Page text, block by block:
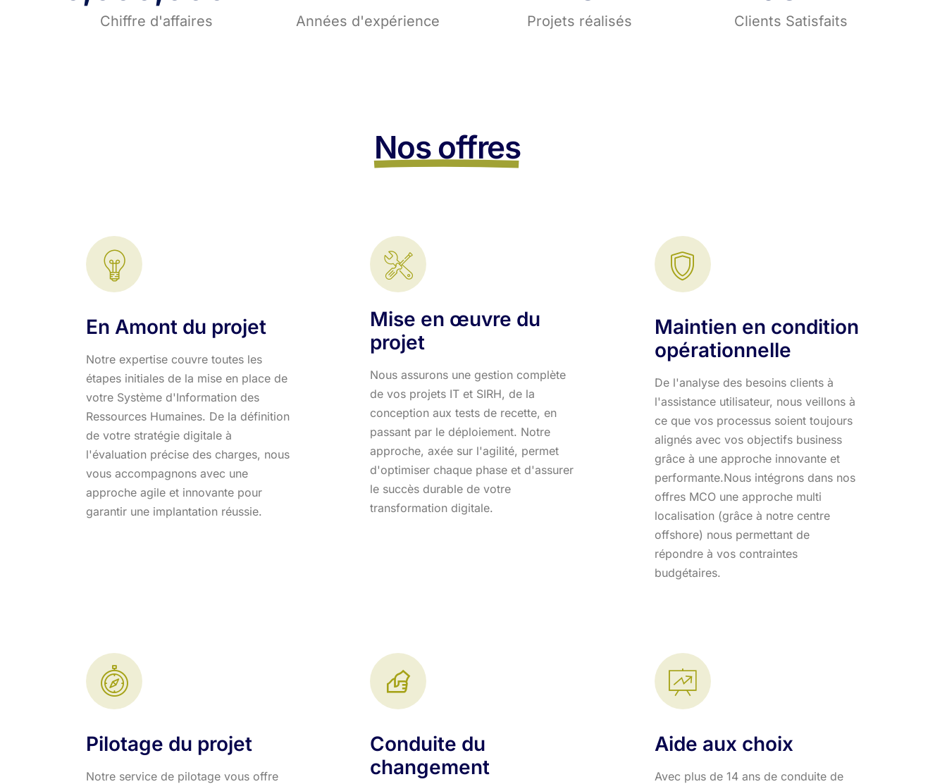
Chiffre d'affaires Années d'expérience Projets réalisés Clients Satisfaits
Nos offres
En Amont du projet
Notre expertise couvre toutes les
étapes initiales de la mise en place de
votre Système d'Information des
Ressources Humaines. De la définition
de votre stratégie digitale à
l'évaluation précise des charges, nous
vous accompagnons avec une
approche agile et innovante pour
garantir une implantation réussie.
Mise en œuvre du
projet
Nous assurons une gestion complète
de vos projets IT et SIRH, de la
conception aux tests de recette, en
passant par le déploiement. Notre
approche, axée sur l'agilité, permet
d'optimiser chaque phase et d'assurer
le succès durable de votre
transformation digitale.
Maintien en condition
opérationnelle
De l'analyse des besoins clients à
l'assistance utilisateur, nous veillons à
ce que vos processus soient toujours
alignés avec vos objectifs business
grâce à une approche innovante et
performante.​ Nous intégrons dans nos
offres MCO une approche multi
localisation (grâce à notre centre
offshore) nous permettant de
répondre à vos contraintes
budgétaires.
Pilotage du projet
Notre service de pilotage vous offre
Conduite du
changement
Aide aux choix
Avec plus de 14 ans de conduite de